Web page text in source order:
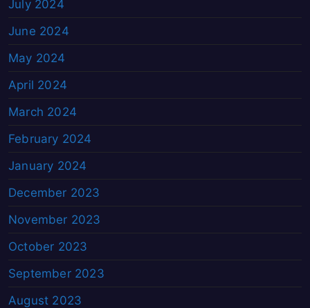
July 2024
June 2024
May 2024
April 2024
March 2024
February 2024
January 2024
December 2023
November 2023
October 2023
September 2023
August 2023